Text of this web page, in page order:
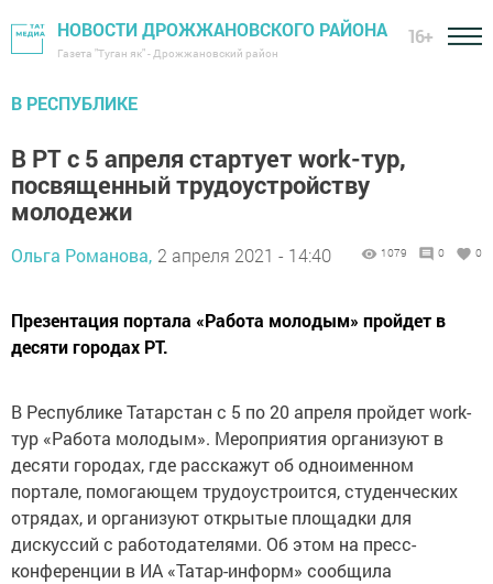
НОВОСТИ ДРОЖЖАНОВСКОГО РАЙОНА
Газета "Туган як" - Дрожжановский район
16+
В РЕСПУБЛИКЕ
В РТ с 5 апреля стартует work-тур,
посвященный трудоустройству
молодежи
Ольга Романова, 2 апреля 2021 - 14:40 1079 0 0
Презентация портала «Работа молодым» пройдет в
десяти городах РТ.
В Республике Татарстан с 5 по 20 апреля пройдет work-
тур «Работа молодым». Мероприятия организуют в
десяти городах, где расскажут об одноименном
портале, помогающем трудоустроится, студенческих
отрядах, и организуют открытые площадки для
дискуссий с работодателями. Об этом на пресс-
конференции в ИА «Татар-информ» сообщила